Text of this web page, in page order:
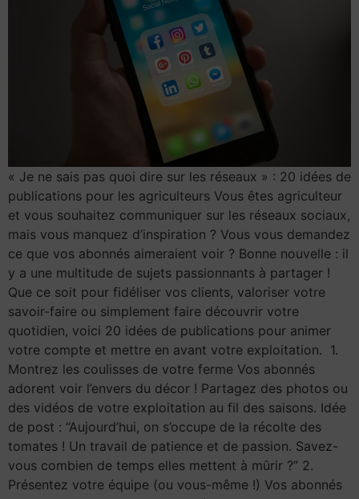
« Je ne sais pas quoi dire sur les réseaux » : 20 idées de
publications pour les agriculteurs Vous êtes agriculteur
et vous souhaitez communiquer sur les réseaux sociaux,
mais vous manquez d’inspiration ? Vous vous demandez
ce que vos abonnés aimeraient voir ? Bonne nouvelle : il
y a une multitude de sujets passionnants à partager !
Que ce soit pour fidéliser vos clients, valoriser votre
savoir-faire ou simplement faire découvrir votre
quotidien, voici 20 idées de publications pour animer
votre compte et mettre en avant votre exploitation. 1.
Montrez les coulisses de votre ferme Vos abonnés
adorent voir l’envers du décor ! Partagez des photos ou
des vidéos de votre exploitation au fil des saisons. Idée
de post : “Aujourd’hui, on s’occupe de la récolte des
tomates ! Un travail de patience et de passion. Savez-
vous combien de temps elles mettent à mûrir ?” 2.
Présentez votre équipe (ou vous-même !) Vos abonnés